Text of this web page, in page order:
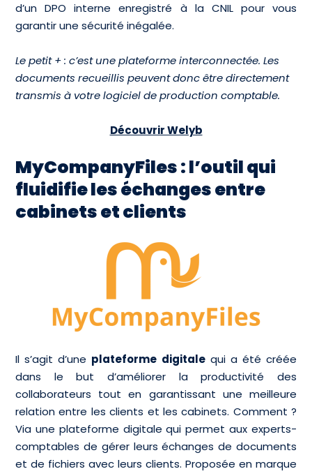
d’un DPO interne enregistré à la CNIL pour vous
garantir une sécurité inégalée.
Le petit + : c’est une plateforme interconnectée. Les
documents recueillis peuvent donc être directement
transmis à votre logiciel de production comptable.
Découvrir Welyb
MyCompanyFiles : l’outil qui
fluidifie les échanges entre
cabinets et clients
Il s’agit d’une plateforme digitalequi a été créée
dans le but d’améliorer la productivité des
collaborateurs tout en garantissant une meilleure
relation entre les clients et les cabinets. Comment ?
Via une plateforme digitale qui permet aux experts-
comptables de gérer leurs échanges de documents
et de fichiers avec leurs clients. Proposée en marque